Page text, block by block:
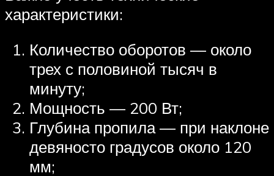
характеристики:
Количество оборотов — около
трех с половиной тысяч в
минуту;
Мощность — 200 Вт;
Глубина пропила — при наклоне
девяносто градусов около 120
мм;